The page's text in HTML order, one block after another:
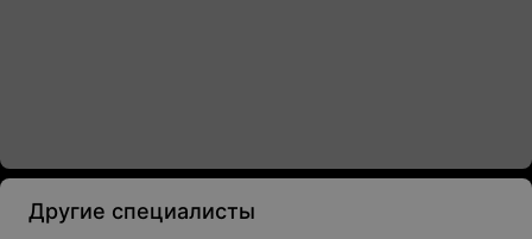
Другие специалисты